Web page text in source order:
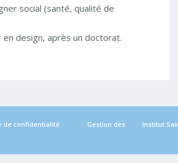
social (santé, qualité de
design, après un doctorat.
de confidentialité
Gestion des
Institut